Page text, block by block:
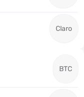
Claro
BTC